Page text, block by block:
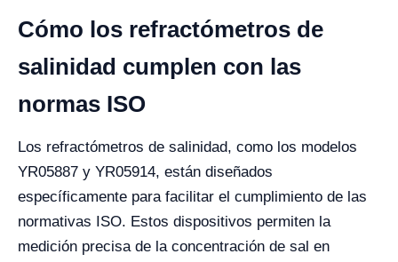
Cómo los refractómetros de
salinidad cumplen con las
normas ISO
Los refractómetros de salinidad, como los modelos
YR05887 y YR05914, están diseñados
específicamente para facilitar el cumplimiento de las
normativas ISO. Estos dispositivos permiten la
medición precisa de la concentración de sal en